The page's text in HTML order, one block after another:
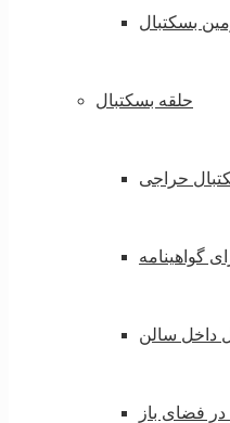
بسکتبال
حلقه بسکتبال
حراجی
گواهینامه
داخل سالن
فضای باز